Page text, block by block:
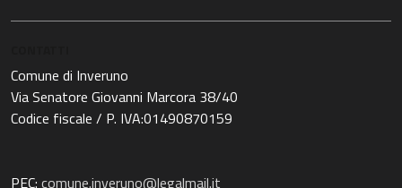
Comune di Inveruno
Via Senatore Giovanni Marcora 38/40
Codice fiscale / P. IVA:01490870159
PEC: comune.inveruno@legalmail.it